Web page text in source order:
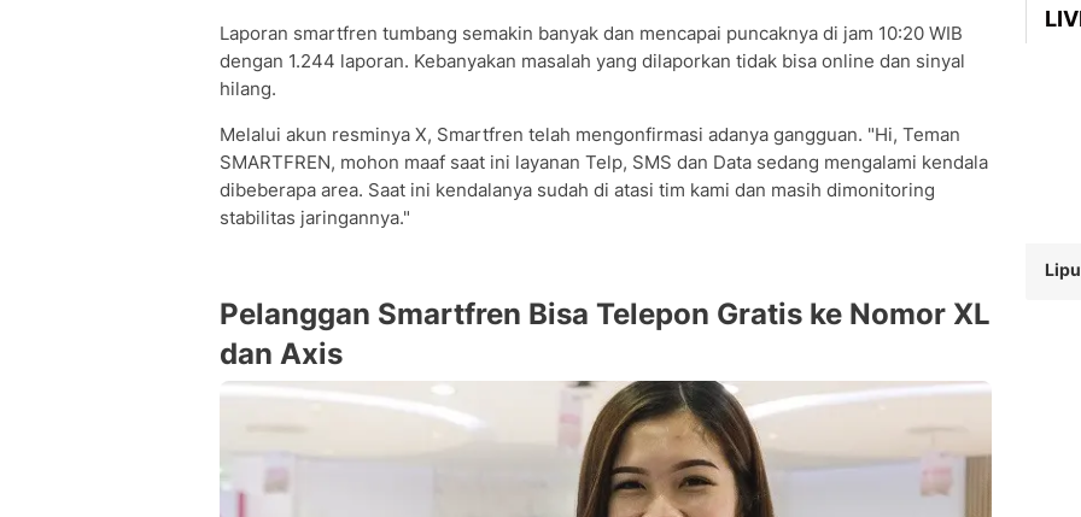
Laporan smartfren tumbang semakin banyak dan mencapai puncaknya di jam 10:20 WIB
dengan 1.244 laporan. Kebanyakan masalah yang dilaporkan tidak bisa online dan sinyal
hilang.
Melalui akun resminya X, Smartfren telah mengonfirmasi adanya gangguan. "Hi, Teman
SMARTFREN, mohon maaf saat ini layanan Telp, SMS dan Data sedang mengalami kendala
dibeberapa area. Saat ini kendalanya sudah di atasi tim kami dan masih dimonitoring
stabilitas jaringannya."
Pelanggan Smartfren Bisa Telepon Gratis ke Nomor XL
dan Axis